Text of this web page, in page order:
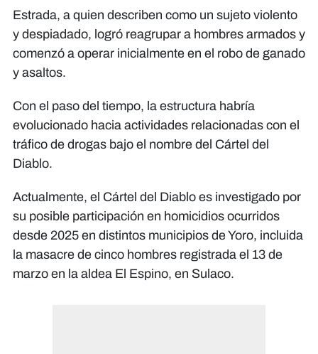
Estrada, a quien describen como un sujeto violento
y despiadado, logró reagrupar a hombres armados y
comenzó a operar inicialmente en el robo de ganado
y asaltos.
Con el paso del tiempo, la estructura habría
evolucionado hacia actividades relacionadas con el
tráfico de drogas bajo el nombre del Cártel del
Diablo.
Actualmente, el Cártel del Diablo es investigado por
su posible participación en homicidios ocurridos
desde 2025 en distintos municipios de Yoro, incluida
la masacre de cinco hombres registrada el 13 de
marzo en la aldea El Espino, en Sulaco.